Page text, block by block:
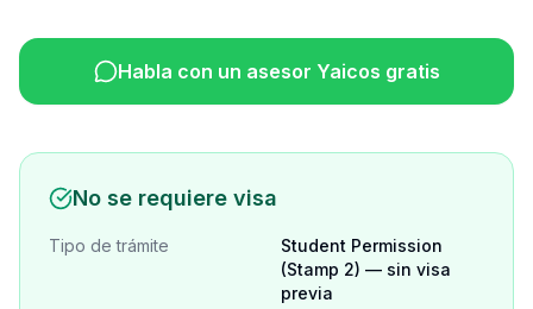
Habla con un asesor Yaicos gratis
No se requiere visa
Tipo de trámite
Student Permission
(Stamp 2) — sin visa
previa